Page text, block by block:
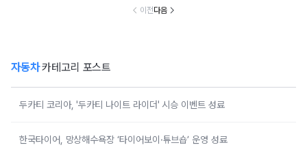
이전다음
자동차카테고리 포스트
두카티 코리아, '두카티 나이트 라이더' 시승 이벤트 성료
한국타이어, 망상해수욕장 ‘타이어보이·튜브숍’ 운영 성료